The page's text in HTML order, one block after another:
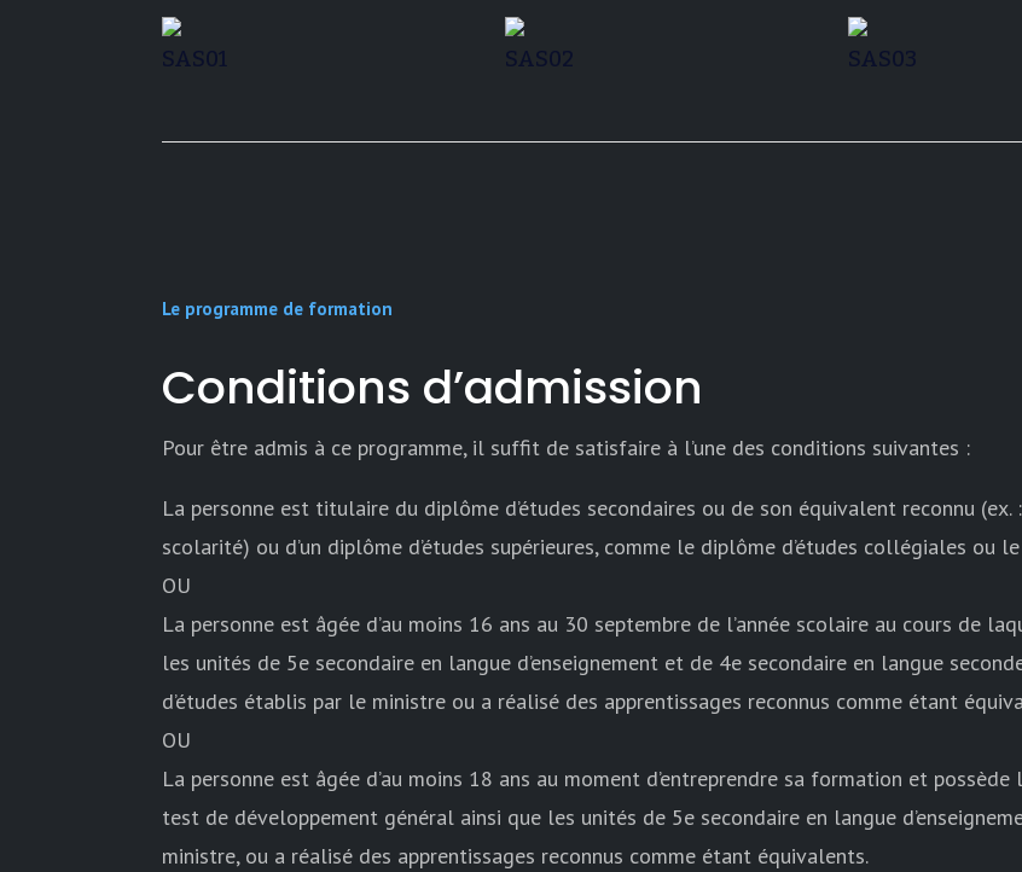
SAS01 SAS02 SAS03
Le programme de formation
Conditions d’admission
Pour être admis à ce programme, il suffit de satisfaire à l’une des conditions suivantes :
La personne est titulaire du diplôme d’études secondaires ou de son équivalent reconnu
scolarité) ou d’un diplôme d’études supérieures, comme le diplôme d’études collégiales ou
OU
La personne est âgée d’au moins 16 ans au 30 septembre de l’année scolaire au cours de
les unités de 5e secondaire en langue d’enseignement et de 4e secondaire en langue
d’études établis par le ministre ou a réalisé des apprentissages reconnus comme étant
OU
La personne est âgée d’au moins 18 ans au moment d’entreprendre sa formation et
test de développement général ainsi que les unités de 5e secondaire en langue
ministre, ou a réalisé des apprentissages reconnus comme étant équivalents.